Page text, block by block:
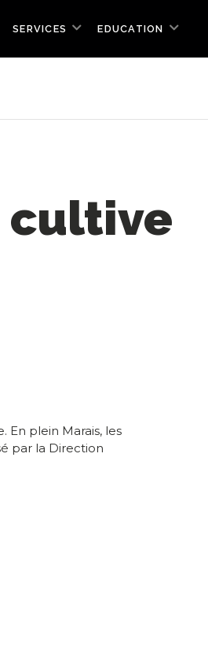
SERVICES EDUCATION
cultive
En plein Marais, les
par la Direction